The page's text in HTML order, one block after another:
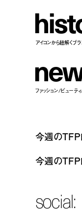
hist
アイコンから紐解くブラ
ne
ファッション/ビューテ
今週の
今週の
social: